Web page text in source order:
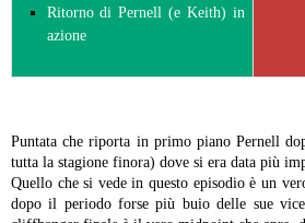
Ritorno di Pernell (e Keith) in
azione
Puntata che riporta in primo piano Pernell
tutta la stagione finora) dove si era data più
Quello che si vede in questo episodio è un
dopo il periodo forse più buio delle sue